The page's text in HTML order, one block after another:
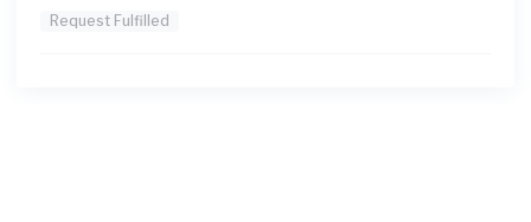
Depok, Jawa Barat
Request Fulfilled